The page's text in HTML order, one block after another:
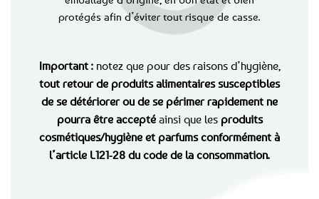
protégés afin d’éviter tout risque de casse.
Important : notez que pour des raisons d’hygiène,
tout retour de produits alimentaires susceptibles
de se détériorer ou de se périmer rapidement ne
pourra être acceptéainsi que les produits
cosmétiques/hygiène et parfums conformément à
l’article L121-28 du code de la consommation.